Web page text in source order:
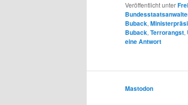
Veröffentlicht unter
Buback,
Buback, Terrorangst,
eine Antwort
Mastodon